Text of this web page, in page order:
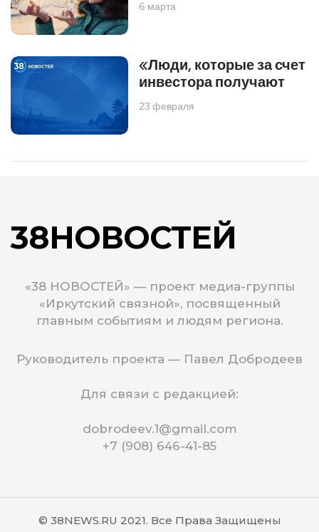
6 марта
«Люди, которые за счет
инвестора получают
23 февраля
38НОВОСТЕЙ
«38 НОВОСТЕЙ» — проект медиа-группы
«Иркутский связной», посвященный
главным событиям и людям региона.
Руководитель проекта — Павел Добродеев
Для связи с редакцией:
dobrodeev.1@gmail.com
+7 (908) 646-41-85
© 38NEWS.RU 2021. Все Права Защищены